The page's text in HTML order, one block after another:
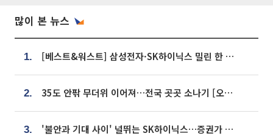
많이 본 뉴스
1. [베스트&워스트] 삼성전자·SK하이닉스 밀린 한 주…상상인증권은 85% 급등
2. 35도 안팎 무더위 이어져…전국 곳곳 소나기 [오늘 날씨]
3. '불안과 기대 사이' 널뛰는 SK하이닉스…증권가 "HBM4·LTA 기반 펀터멘털 견고"